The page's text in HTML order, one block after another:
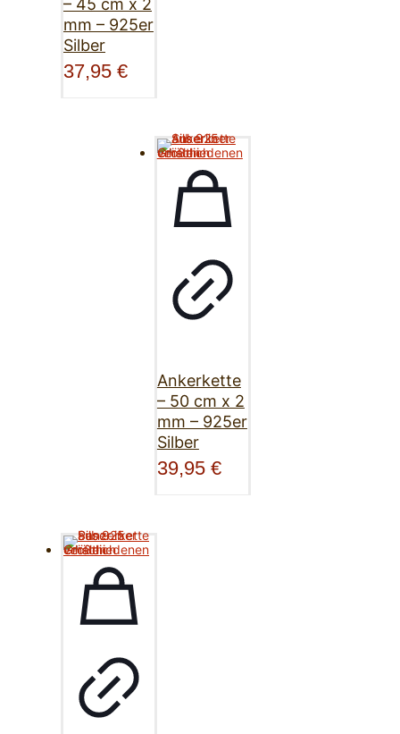
– 45 cm x 2
mm – 925er
Silber
37,95 €
Ankerkette
– 50 cm x 2
mm – 925er
Silber
39,95 €